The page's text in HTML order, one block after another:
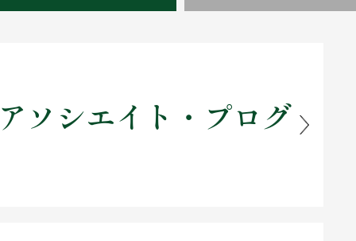
ソシエイト・プログ